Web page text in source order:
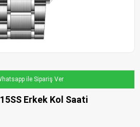
ile Sipariş Ver
Erkek Kol Saati